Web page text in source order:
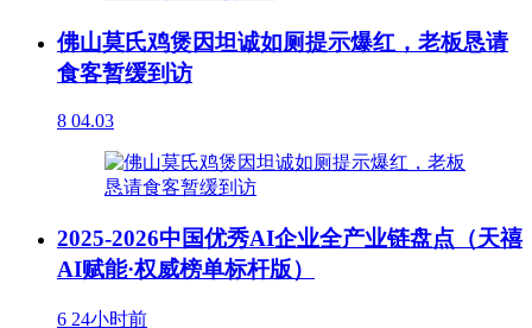
佛山莫氏鸡煲因坦诚如厕提示爆红，老板恳请
食客暂缓到访
8 04.03
2025-2026中国优秀AI企业全产业链盘点（天禧
AI赋能·权威榜单标杆版）
6 24小时前